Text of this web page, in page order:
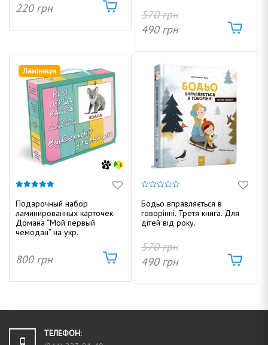
220 грн 570грн
490 грн
Ламінація
из 5
Подарочный набор
ламинированных карточек
Домана “Мой первый
чемодан” на укр.
800 грн
и
з
5
Бодьо вправляється в
говорінні. Третя книга. Для
дітей від року.
570грн
490 грн
ТЕЛЕФОН: